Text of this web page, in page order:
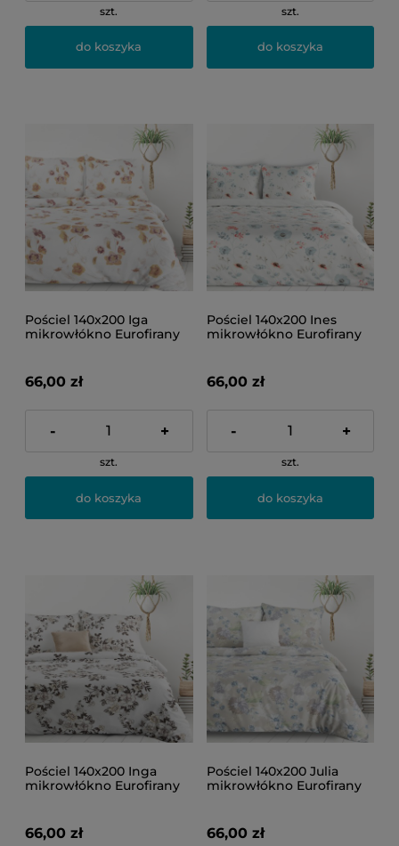
szt.
do koszyka
szt.
do koszyka
Pościel 140x200 Iga
mikrowłókno Eurofirany
66,00 zł
- +
szt.
do koszyka
Pościel 140x200 Ines
mikrowłókno Eurofirany
66,00 zł
- +
szt.
do koszyka
Pościel 140x200 Inga
mikrowłókno Eurofirany
66,00 zł
Pościel 140x200 Julia
mikrowłókno Eurofirany
66,00 zł